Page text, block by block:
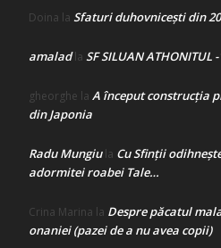
Doina la Sfaturi duhovnicești din
amaladla SF SILUAN ATHONITUL -
gheorghe la A început construcţia
din Japonia
Radu Mungiula Cu Sfinții
adormitei roabei Tale…
Crina Marina la Despre păcatul
onaniei (pazei de a nu avea copii)